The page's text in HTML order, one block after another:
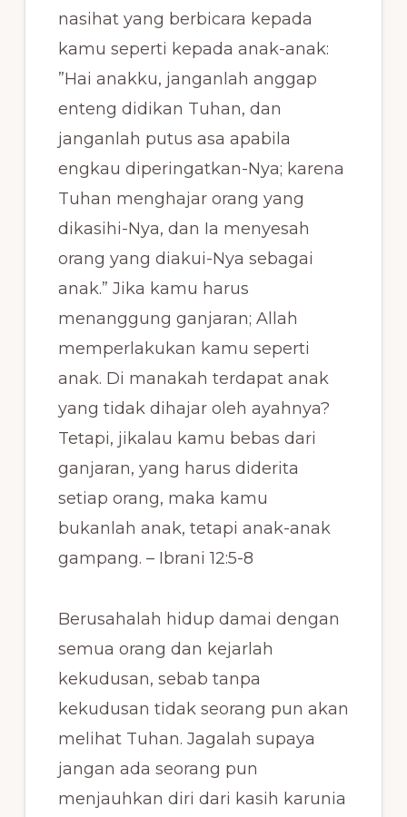
nasihat yang berbicara kepada
kamu seperti kepada anak-anak:
”Hai anakku, janganlah anggap
enteng didikan Tuhan, dan
janganlah putus asa apabila
engkau diperingatkan-Nya; karena
Tuhan menghajar orang yang
dikasihi-Nya, dan Ia menyesah
orang yang diakui-Nya sebagai
anak.” Jika kamu harus
menanggung ganjaran; Allah
memperlakukan kamu seperti
anak. Di manakah terdapat anak
yang tidak dihajar oleh ayahnya?
Tetapi, jikalau kamu bebas dari
ganjaran, yang harus diderita
setiap orang, maka kamu
bukanlah anak, tetapi anak-anak
gampang. – Ibrani 12:5-8
Berusahalah hidup damai dengan
semua orang dan kejarlah
kekudusan, sebab tanpa
kekudusan tidak seorang pun akan
melihat Tuhan. Jagalah supaya
jangan ada seorang pun
menjauhkan diri dari kasih karunia